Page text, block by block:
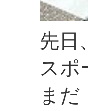
先日
スポ
ま